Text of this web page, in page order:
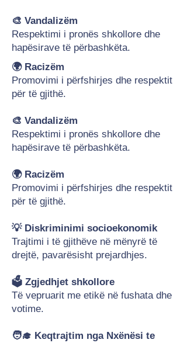
🎨 Vandalizëm
Respektimi i pronës shkollore dhe
hapësirave të përbashkëta.
🌍 Racizëm
Promovimi i përfshirjes dhe respektit
për të gjithë.
🎨 Vandalizëm
Respektimi i pronës shkollore dhe
hapësirave të përbashkëta.
🌍 Racizëm
Promovimi i përfshirjes dhe respektit
për të gjithë.
💡 Diskriminimi socioekonomik
Trajtimi i të gjithëve në mënyrë të
drejtë, pavarësisht prejardhjes.
🗳️ Zgjedhjet shkollore
Të vepruarit me etikë në fushata dhe
votime.
🧑‍🎓 Keqtrajtim nga Nxënësi te